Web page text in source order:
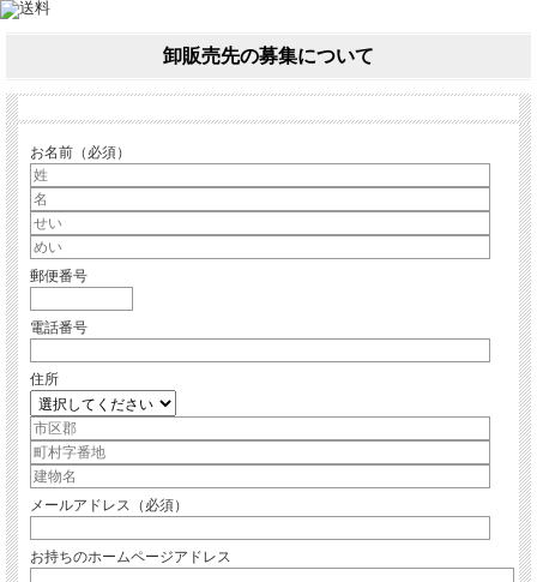
卸販売先の募集について
お名前（必須）
郵便番号
電話番号
住所
メールアドレス（必須）
お持ちのホームページアドレス